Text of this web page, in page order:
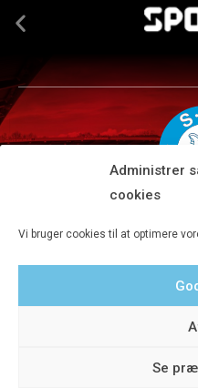
Administrer
cookies
Vi bruger cookies til at optimere
Se
Tlf 8680 4477 · Fax 8680